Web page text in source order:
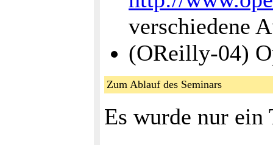
verschiedene
(OReilly-04)
Zum Ablauf des Seminars
Es wurde nur ein